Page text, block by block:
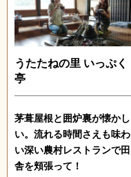
うたたねの里 いっぷく
亭
茅葺屋根と囲炉裏が懐かし
い。流れる時間さえも味わ
い深い農村レストランで田
舎を頬張って！